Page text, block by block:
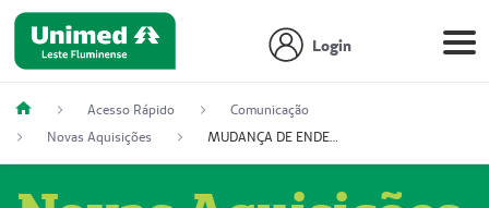
Login
Acesso Rápido
Comunicação
Novas Aquisições
MUDANÇA DE ENDEREÇO - DIAGITAB SERVIÇOS MÉDICOS LTDA (54003267-5)